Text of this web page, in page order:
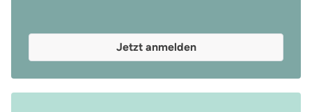
Jetzt anmelden